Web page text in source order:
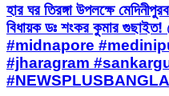
হার ঘর তিরঙ্গা উপলক্ষে
বিধায়ক ডঃ শংকর কুমার
#midnapore
#jharagram
#NEWSPLUSBANGLA